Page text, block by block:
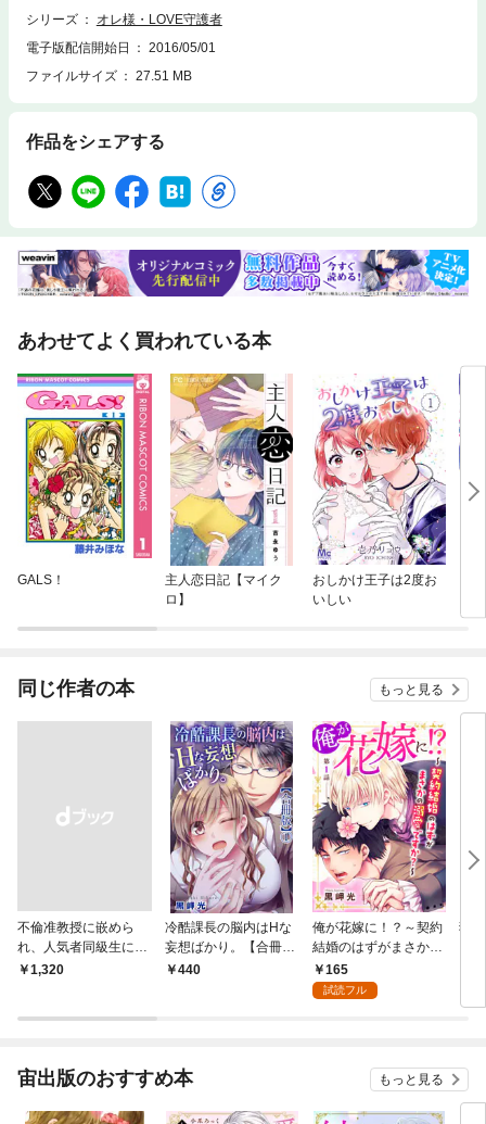
シリーズ
オレ様・LOVE守護者
電子版配信開始日
2016/05/01
ファイルサイズ
27.51 MB
作品をシェアする
あわせてよく買われている本
GALS！
主人恋日記【マイク
ロ】
おしかけ王子は2度お
いしい
同じ作者の本 もっと見る
不倫准教授に嵌めら
れ、人気者同級生に舐
められて…【電子単行
￥1,320
冷酷課長の脳内はHな
妄想ばかり。【合冊
版】1
440
俺が花嫁に！？～契約
結婚のはずがまさかの
溺愛ですか？～1
165
試読フル
狼
典
宙出版のおすすめ本 もっと見る